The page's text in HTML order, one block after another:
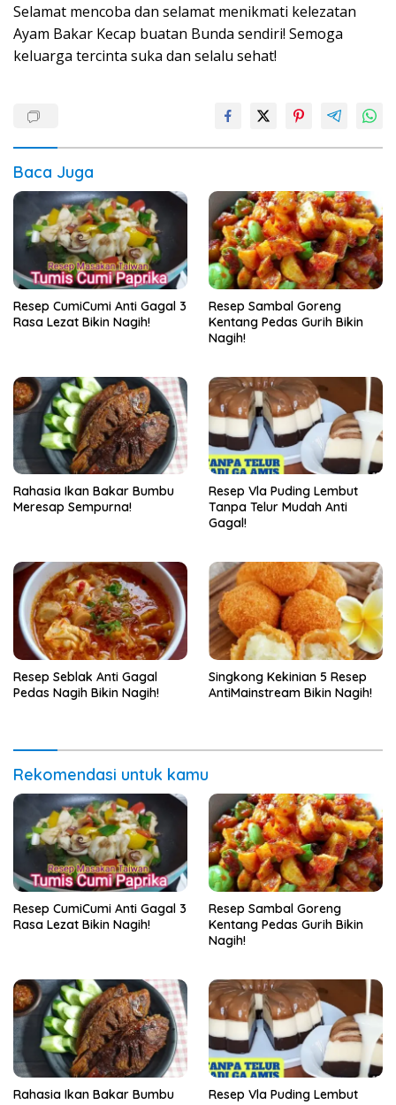
Selamat mencoba dan selamat menikmati kelezatan
Ayam Bakar Kecap buatan Bunda sendiri! Semoga
keluarga tercinta suka dan selalu sehat!
Baca Juga
Resep CumiCumi Anti Gagal 3
Rasa Lezat Bikin Nagih!
Resep Sambal Goreng
Kentang Pedas Gurih Bikin
Nagih!
Rahasia Ikan Bakar Bumbu
Meresap Sempurna!
Resep Vla Puding Lembut
Tanpa Telur Mudah Anti
Gagal!
Resep Seblak Anti Gagal
Pedas Nagih Bikin Nagih!
Singkong Kekinian 5 Resep
AntiMainstream Bikin Nagih!
Rekomendasi untuk kamu
Resep CumiCumi Anti Gagal 3
Rasa Lezat Bikin Nagih!
Resep Sambal Goreng
Kentang Pedas Gurih Bikin
Nagih!
Rahasia Ikan Bakar Bumbu
Resep Vla Puding Lembut